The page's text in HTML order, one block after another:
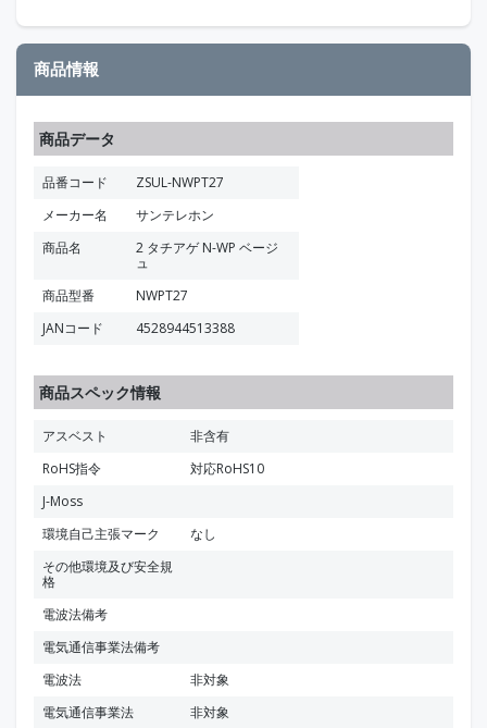
商品情報
商品データ
品番コード
ZSUL-NWPT27
メーカー名
サンテレホン
商品名
2 タチアゲ N-WP ベージ
ュ
商品型番
NWPT27
JANコード
4528944513388
商品スペック情報
アスベスト
非含有
RoHS指令
対応RoHS10
J-Moss
環境自己主張マーク
なし
その他環境及び安全規
格
電波法備考
電気通信事業法備考
電波法
非対象
電気通信事業法
非対象